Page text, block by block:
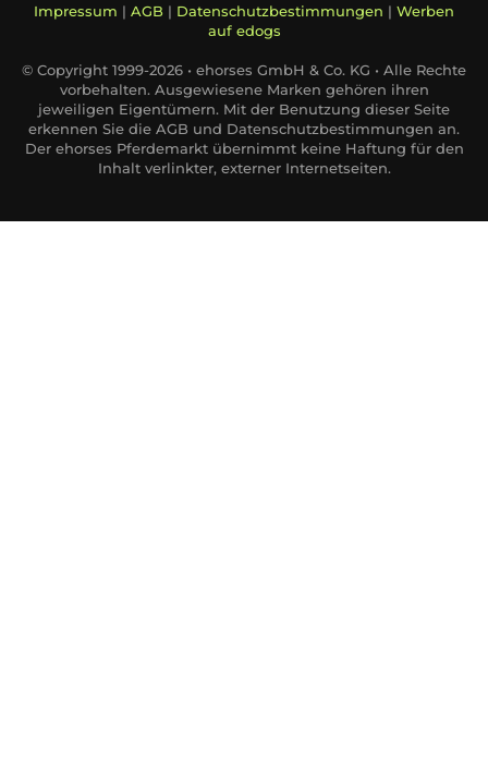
Impressum | AGB | Datenschutzbestimmungen | Werben
auf edogs
© Copyright 1999-2026 • ehorses GmbH & Co. KG • Alle Rechte
vorbehalten. Ausgewiesene Marken gehören ihren
jeweiligen Eigentümern. Mit der Benutzung dieser Seite
erkennen Sie die AGB und Datenschutzbestimmungen an.
Der ehorses Pferdemarkt übernimmt keine Haftung für den
Inhalt verlinkter, externer Internetseiten.